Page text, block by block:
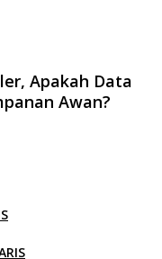
Apakah Data
Awan?